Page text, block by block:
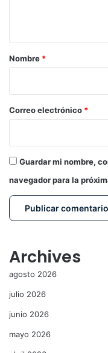
r
*
Nombre *
Correo electrónico *
Guardar mi nombre,
navegador para la
Archives
agosto 2026
julio 2026
junio 2026
mayo 2026